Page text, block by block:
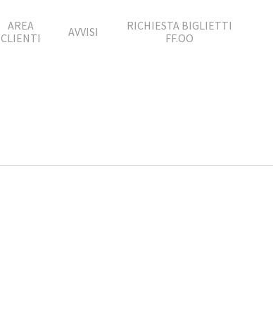
AREA
CLIENTI
AVVISI
RICHIESTA BIGLIETTI
FF.OO